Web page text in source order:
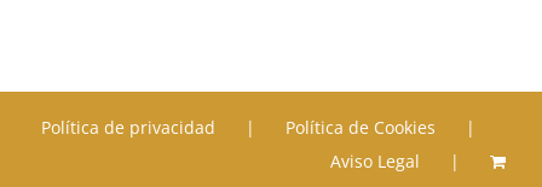
Política de privacidad
Política de Cookies
Aviso Legal